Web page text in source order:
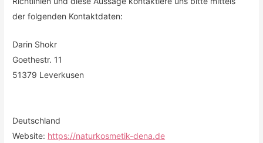
der folgenden Kontaktdaten:
Darin Shokr
Goethestr. 11
51379 Leverkusen
Deutschland
Website: https://naturkosmetik-dena.de